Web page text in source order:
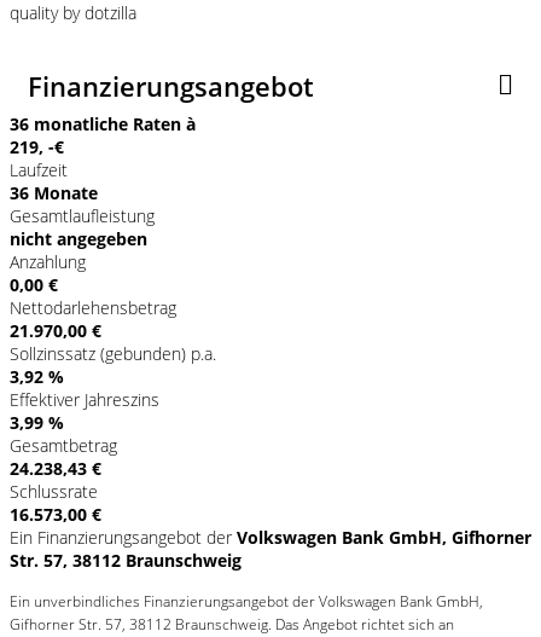
quality by dotzilla
Finanzierungsangebot
36 monatliche Raten à
219, -€
Laufzeit
36 Monate
Gesamtlaufleistung
nicht angegeben
Anzahlung
0,00 €
Nettodarlehensbetrag
21.970,00 €
Sollzinssatz (gebunden) p.a.
3,92 %
Effektiver Jahreszins
3,99 %
Gesamtbetrag
24.238,43 €
Schlussrate
16.573,00 €
Ein Finanzierungsangebot der Volkswagen Bank GmbH, Gifhorner
Str. 57, 38112 Braunschweig
Ein unverbindliches Finanzierungsangebot der Volkswagen Bank GmbH,
Gifhorner Str. 57, 38112 Braunschweig. Das Angebot richtet sich an